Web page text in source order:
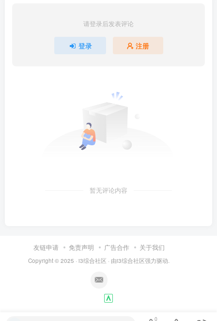
请登录后发表评论
登录 注册
暂无评论内容
友链申请 免责声明 广告合作 关于我们
Copyright © 2025 · i3综合社区 · 由i3综合社区强力驱动.
0